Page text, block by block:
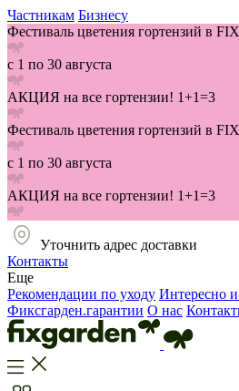
Частникам Бизнесу
Фестиваль цветения гортензий в
с 1 по 30 августа
АКЦИЯ на все гортензии! 1+1=3
Фестиваль цветения гортензий в
с 1 по 30 августа
АКЦИЯ на все гортензии! 1+1=3
Уточнить адрес доставки
Контакты
Еще
Рекомендации по уходу Интересно
Фиксгарден.гарантии О нас